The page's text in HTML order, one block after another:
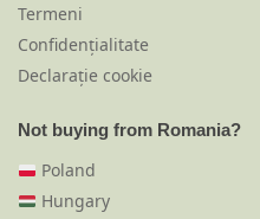
Termeni
Confidențialitate
Declarație cookie
Not buying from Romania?
Poland
Hungary